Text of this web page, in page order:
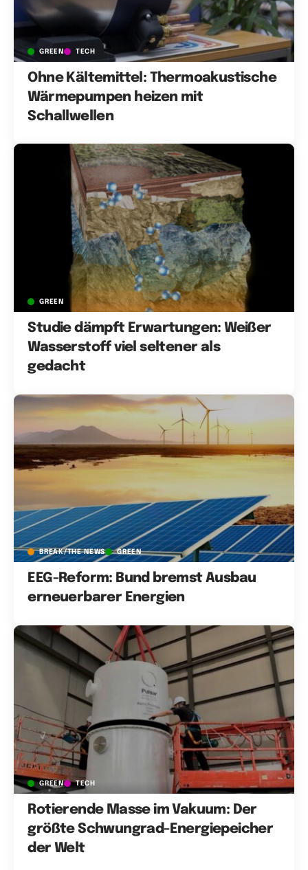
GREEN TECH
Ohne Kältemittel: Thermoakustische
Wärmepumpen heizen mit
Schallwellen
GREEN
Studie dämpft Erwartungen: Weißer
Wasserstoff viel seltener als
gedacht
BREAK/THE NEWS GREEN
EEG-Reform: Bund bremst Ausbau
erneuerbarer Energien
GREEN TECH
Rotierende Masse im Vakuum: Der
größte Schwungrad-Energiepeicher
der Welt